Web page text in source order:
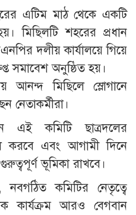
এটিম মাঠ থেকে একটি
মিছিলটি শহরের প্রধান
দলীয় কার্যালয়ে গিয়ে
সমাবেশ অনুষ্ঠিত হয়।
আনন্দ মিছিলে স্লোগানে
নেতাকর্মীরা।
এই কমিটি ছাত্রদলের
করবে এবং আগামী দিনে
ভূমিকা রাখবে।
কমিটির নেতৃত্বে
কার্যক্রম আরও বেগবান